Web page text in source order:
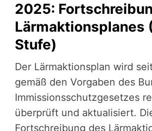
2025:
Lärmaktionsplanes
Stufe)
Der Lärmaktionsplan wird
gemäß den Vorgaben des
Immissionsschutzgesetzes
überprüft und aktualisiert.
Fortschreibung des